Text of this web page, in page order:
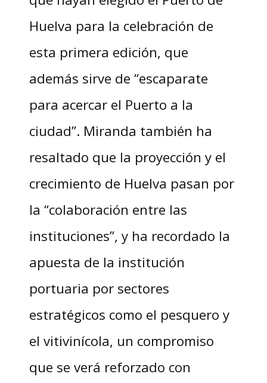
Huelva para la celebración de
esta primera edición, que
además sirve de “escaparate
para acercar el Puerto a la
ciudad”. Miranda también ha
resaltado que la proyección y el
crecimiento de Huelva pasan por
la “colaboración entre las
instituciones”, y ha recordado la
apuesta de la institución
portuaria por sectores
estratégicos como el pesquero y
el vitivinícola, un compromiso
que se verá reforzado con